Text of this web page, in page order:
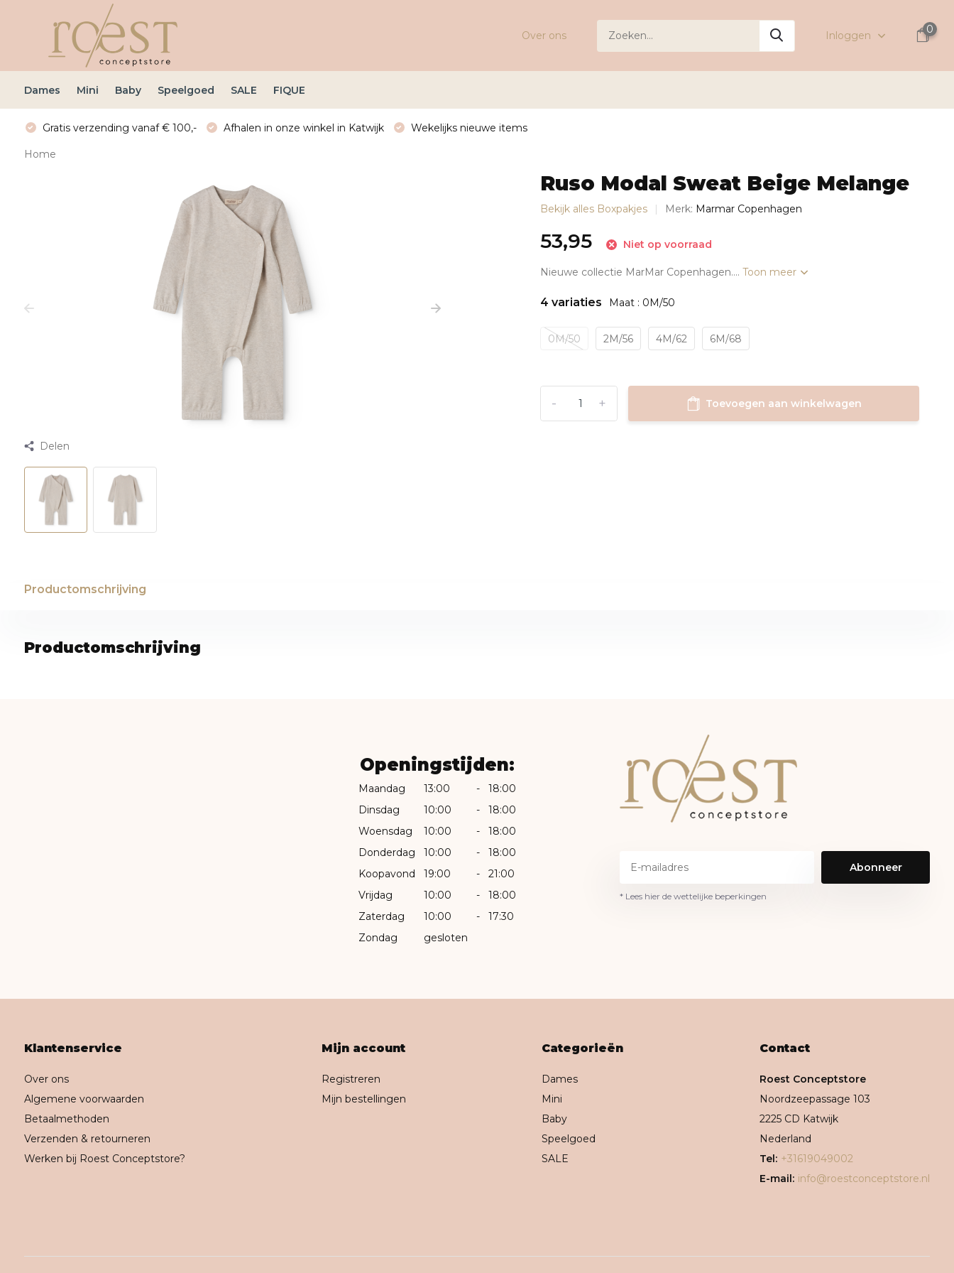
Over ons Inloggen
0
Dames Mini Baby Speelgoed SALE FIQUE
Gratis verzending vanaf € 100,- Afhalen in onze winkel in Katwijk Wekelijks nieuwe items
Home
Delen
Ruso Modal Sweat Beige Melange
Bekijk alles Boxpakjes Merk: Marmar Copenhagen
53,95 Niet op voorraad
Nieuwe collectie MarMar Copenhagen....Toon meer
4 variaties Maat : 0M/50
0M/50 2M/56 4M/62 6M/68
+
- Toevoegen aan winkelwagen
Productomschrijving
Productomschrijving
Openingstijden:
Maandag 13:00 -
18:00
Dinsdag
10:00 -
18:00
Woensdag
10:00 -
18:00
Donderdag
10:00 -
18:00
Koopavond
19:00 -
21:00
Vrijdag
10:00 -
18:00
Zaterdag
10:00 -
17:30
Zondag
gesloten
Abonneer
* Lees hier de wettelijke beperkingen
Klantenservice
Over ons
Algemene voorwaarden
Betaalmethoden
Verzenden & retourneren
Werken bij Roest Conceptstore?
Mijn account
Registreren
Mijn bestellingen
Categorieën
Dames
Mini
Baby
Speelgoed
SALE
Contact
Roest Conceptstore
Noordzeepassage 103
2225 CD Katwijk
Nederland
Tel: +31619049002
E-mail: info@roestconceptstore.nl